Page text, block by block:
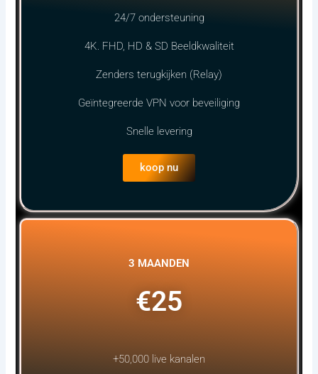
24/7 ondersteuning
4K. FHD, HD & SD Beeldkwaliteit
Zenders terugkijken (Relay)
Geïntegreerde VPN voor beveiliging
Snelle levering
koop nu
3 MAANDEN
€25
+50,000 live kanalen